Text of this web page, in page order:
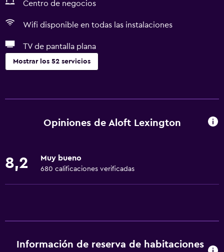
Centro de negocios
Wifi disponible en todas las instalaciones
TV de pantalla plana
Mostrar los 52 servicios
Cajero automático/banco
Instalaciones para reuniones
Opiniones de Aloft Lexington
8,2 Muy bueno
680 calificaciones verificadas
Información de reserva de habitaciones